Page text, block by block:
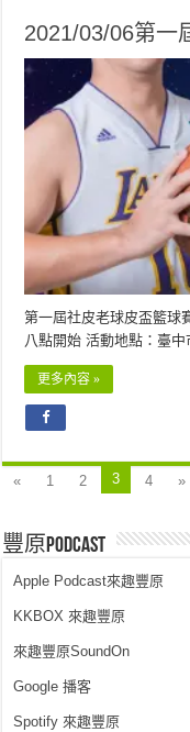
2021/03/06第一
第一屆社皮老球皮盃籃球
八點開始 活動地點：臺
更多內容 »
« 1 2 3 4 »
豐原PodCast
Apple Podcast來趣豐原
KKBOX 來趣豐原
來趣豐原SoundOn
Google 播客
Spotify 來趣豐原